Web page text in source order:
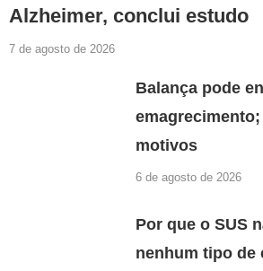
Alzheimer, conclui estudo
7 de agosto de 2026
Balança pode
motivos
6 de agosto de 2026
Por que o SUS
nenhum tipo de